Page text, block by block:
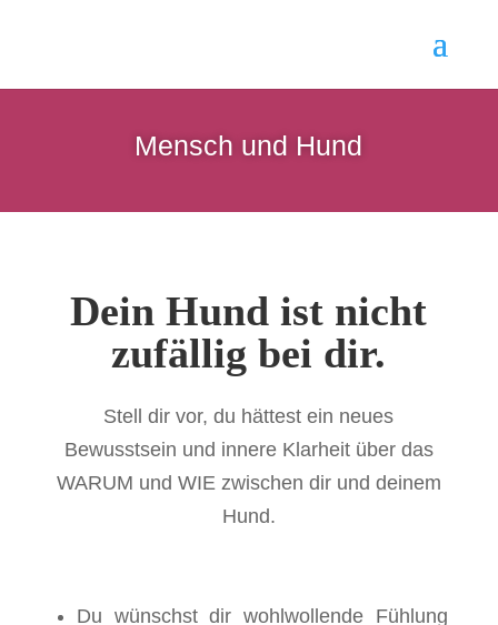
Mensch und Hund
Dein Hund ist nicht
zufällig bei dir.
Stell dir vor, du hättest ein neues
Bewusstsein und innere Klarheit über das
WARUM und WIE zwischen dir und deinem
Hund.
Du wünschst dir wohlwollende Fühlung